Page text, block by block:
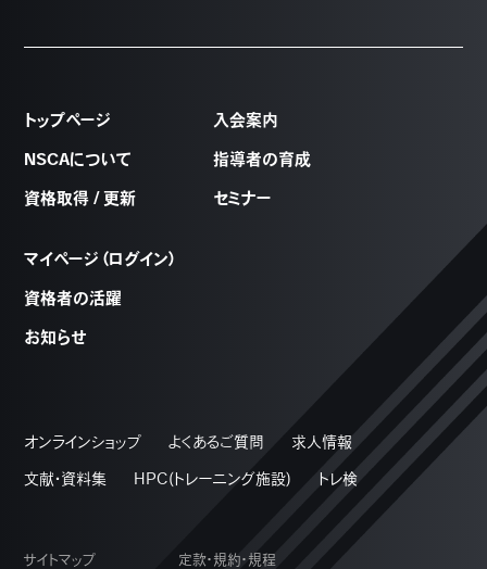
トップページ
NSCAについて
資格取得 / 更新
マイページ（ログイン）
資格者の活躍
お知らせ
入会案内
指導者の育成
セミナー
オンラインショップ よくあるご質問 求人情報
文献・資料集 HPC(トレーニング施設) トレ検
サイトマップ 定款・規約・規程